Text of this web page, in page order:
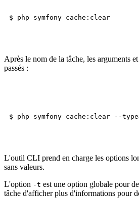
Après le nom de la tâche, les arguments
passés :
L'outil CLI prend en charge les options
sans valeurs.
L'option -t est une option globale pour
tâche d'afficher plus d'informations pour